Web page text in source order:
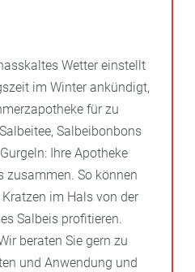
Wetter einstellt
im Winter ankündigt,
für zu
Salbeibonbons
Ihre Apotheke
zusammen. So können
im Hals von der
Salbeis profitieren.
beraten Sie gern zu
und Anwendung und